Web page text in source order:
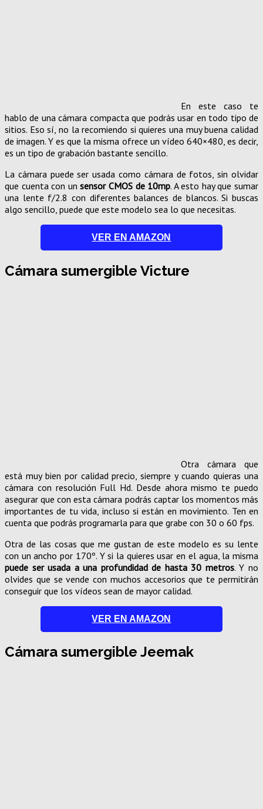
En este caso te
hablo de una cámara compacta que podrás usar en todo tipo de
sitios. Eso sí, no la recomiendo si quieres una muy buena calidad
de imagen. Y es que la misma ofrece un vídeo 640×480, es decir,
es un tipo de grabación bastante sencillo.
La cámara puede ser usada como cámara de fotos, sin olvidar
que cuenta con unsensor CMOS de 10mp. A esto hay que sumar
una lente f/2.8 con diferentes balances de blancos. Si buscas
algo sencillo, puede que este modelo sea lo que necesitas.
VER EN AMAZON
Cámara sumergible Victure
Otra cámara que
está muy bien por calidad precio, siempre y cuando quieras una
cámara con resolución Full Hd. Desde ahora mismo te puedo
asegurar que con esta cámara podrás captar los momentos más
importantes de tu vida, incluso si están en movimiento. Ten en
cuenta que podrás programarla para que grabe con 30 o 60 fps.
Otra de las cosas que me gustan de este modelo es su lente
con un ancho por 170º. Y si la quieres usar en el agua, la misma
puede ser usada a una profundidad de hasta 30 metros. Y no
olvides que se vende con muchos accesorios que te permitirán
conseguir que los vídeos sean de mayor calidad.
VER EN AMAZON
Cámara sumergible Jeemak